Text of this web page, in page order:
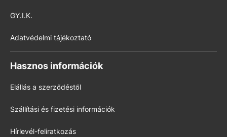
GY.I.K.
Adatvédelmi tájékoztató
Hasznos információk
Elállás a szerződéstől
Szállítási és fizetési információk
Hírlevél-feliratkozás